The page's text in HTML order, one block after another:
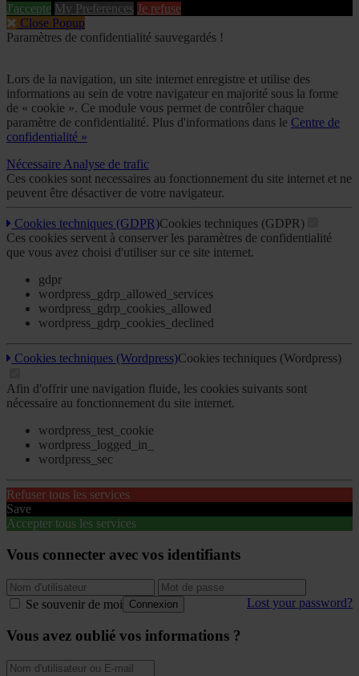
J'accepte My Preferences Je refuse
Close Popup
Paramètres de confidentialité sauvegardés !
Lors de la navigation, un site internet enregistre et utilise des
informations au sein de votre navigateur en majorité sous la forme
de « cookie ». Ce module vous permet de contrôler chaque
paramètre de confidentialité. Plus d'informations dans le Centre de
confidentialité »
Nécessaire Analyse de trafic
Ces cookies sont necessaires au fonctionnement du site internet et ne
peuvent être désactiver de votre navigateur.
Cookies techniques (GDPR)Cookies techniques (GDPR)
Ces cookies servent à conserver les paramètres de confidentialité
que vous avez choisi d'utiliser sur ce site internet.
gdpr
wordpress_gdrp_allowed_services
wordpress_gdrp_cookies_allowed
wordpress_gdrp_cookies_declined
Cookies techniques (Wordpress)Cookies techniques (Wordpress)
Afin d'offrir une navigation fluide, les cookies suivants sont
nécessaire au fonctionnement du site internet.
wordpress_test_cookie
wordpress_logged_in_
wordpress_sec
Refuser tous les services
Save
Accepter tous les services
Vous connecter avec vos identifiants
Connexion
Se souvenir de moi Lost your password?
Vous avez oublié vos informations ?